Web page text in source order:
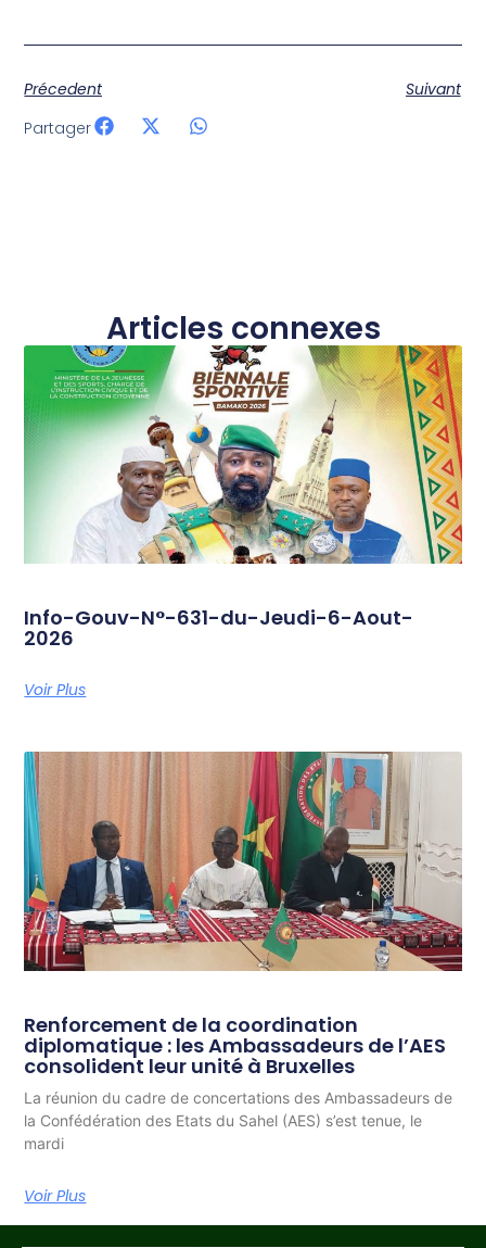
Précedent
Suivant
Partager
Articles connexes
Info-Gouv-N°-631-du-Jeudi-6-Aout-
2026
Voir Plus
Renforcement de la coordination
diplomatique : les Ambassadeurs de l’AES
consolident leur unité à Bruxelles
La réunion du cadre de concertations des Ambassadeurs de
la Confédération des Etats du Sahel (AES) s’est tenue, le
mardi
Voir Plus